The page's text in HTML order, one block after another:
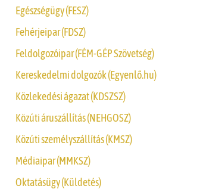
Egészségügy (FESZ)
Fehérjeipar (FDSZ)
Feldolgozóipar (FÉM-GÉP Szövetség)
Kereskedelmi dolgozók (Egyenlő.hu)
Közlekedési ágazat (KDSZSZ)
Közúti áruszállítás (NEHGOSZ)
Közúti személyszállítás (KMSZ)
Médiaipar (MMKSZ)
Oktatásügy (Küldetés)